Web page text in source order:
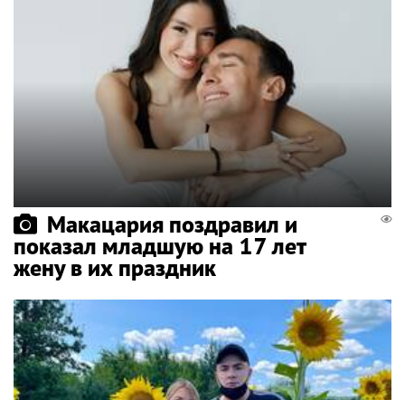
Макацария поздравил и
показал младшую на 17 лет
жену в их праздник